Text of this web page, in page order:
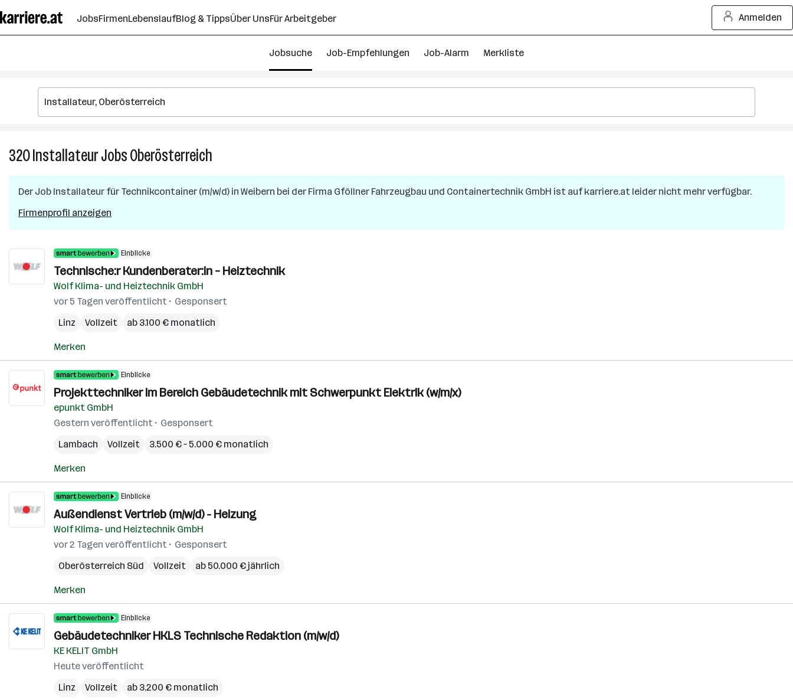
Seiteninhalt
springen
JobsFirmenLebenslaufBlog & TippsÜber UnsFür Arbeitgeber Anmelden
Jobsuche Job-Empfehlungen Job-Alarm Merkliste
320InstallateurJobsOberösterreich
in
Der Job Installateur für Technikcontainer (m/w/d) in Weibern bei der Firma Gföllner Fahrzeugbau und Containertechnik GmbH ist auf karriere.at leider nicht mehr verfügbar.
Firmenprofil anzeigen
Einblicke
Technische:r Kundenberater:in – Heiztechnik
Wolf Klima- und Heiztechnik GmbH
vor 5 Tagen veröffentlicht
Gesponsert
Linz
Vollzeit ab 3.100 € monatlich
Merken
Einblicke
Projekttechniker im Bereich Gebäudetechnik mit Schwerpunkt Elektrik (w/m/x)
epunkt GmbH
Gestern veröffentlicht
Gesponsert
Lambach
Vollzeit 3.500 € – 5.000 € monatlich
Merken
Einblicke
Außendienst Vertrieb (m/w/d) - Heizung
Wolf Klima- und Heiztechnik GmbH
vor 2 Tagen veröffentlicht
Gesponsert
Oberösterreich Süd
Vollzeit ab 50.000 € jährlich
Merken
Einblicke
Gebäudetechniker HKLS Technische Redaktion (m/w/d)
KE KELIT GmbH
Heute veröffentlicht
Linz
Vollzeit ab 3.200 € monatlich